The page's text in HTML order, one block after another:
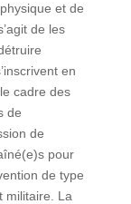
et de
de les
en
cadre des
de
de
pour
de type
militaire. La